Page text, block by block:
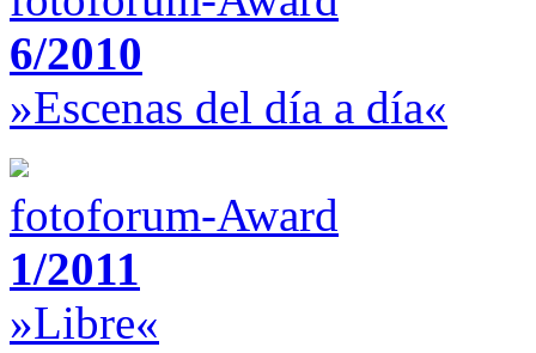
6/2010
»Escenas del día a día«
fotoforum-Award
1/2011
»Libre«